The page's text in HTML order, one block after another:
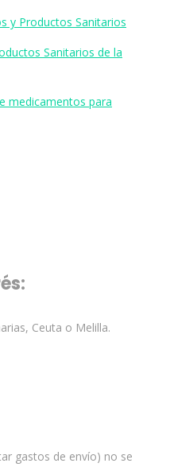
y Productos Sanitarios
Sanitarios de la
medicamentos para
Ceuta o Melilla.
gastos de envío) no se